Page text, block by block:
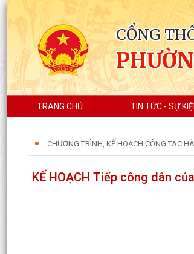
CỔNG
TRANG CHỦ TIN TỨC - SỰ
CHƯƠNG TRÌNH, KẾ HOẠCH CÔNG TÁC
KẾ HOẠCH Tiếp công dân